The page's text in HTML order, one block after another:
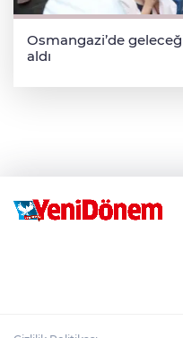
Osmangazi’de
aldı